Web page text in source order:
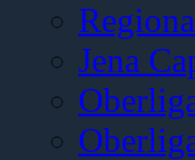
Jena